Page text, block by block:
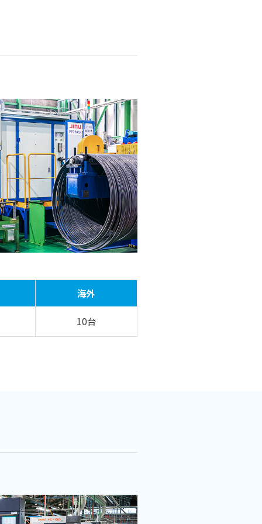
海外
10台